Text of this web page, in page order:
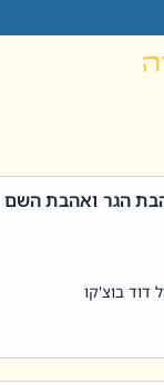
הגר ואהבת השם
דוד בוצ'קו